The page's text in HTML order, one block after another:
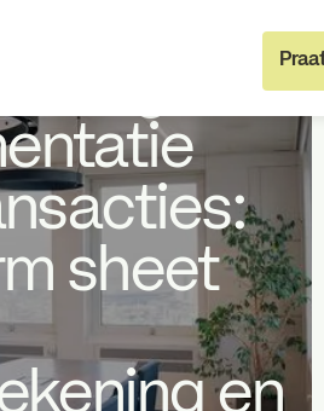
Team
en
sheet
en